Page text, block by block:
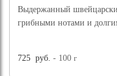
Выдержанный
грибными нотами и
725 руб. - 100г